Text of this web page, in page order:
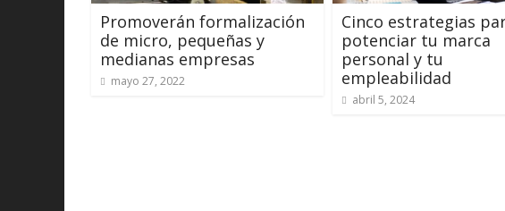
Promoverán formalización
de micro, pequeñas y
medianas empresas
mayo 27, 2022
Cinco estrategias
potenciar tu marca
personal y tu
empleabilidad
abril 5, 2024